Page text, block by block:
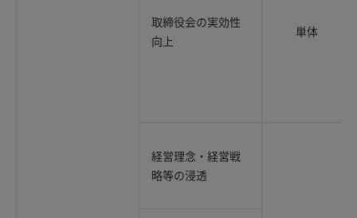
取締役会の実効性
向上
単体
経営理念・経営戦
略等の浸透